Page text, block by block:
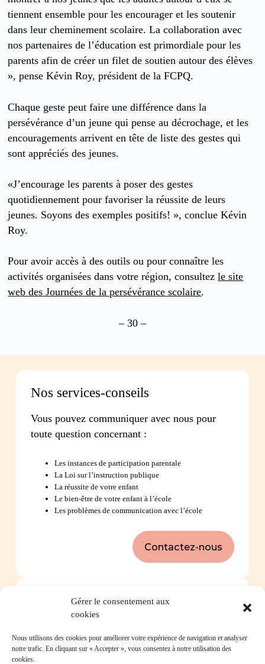
Gérer le consentement aux
cookies
Nous utilisons des cookies pour améliorer votre expérience de navigation et analyser
notre trafic. En cliquant sur « Accepter », vous consentez à notre utilisation des
cookies.
tiennent ensemble pour les encourager et les soutenir
dans leur cheminement scolaire. La collaboration avec
nos partenaires de l’éducation est primordiale pour les
parents afin de créer un filet de soutien autour des élèves
», pense Kévin Roy, président de la FCPQ.
Chaque geste peut faire une différence dans la
persévérance d’un jeune qui pense au décrochage, et les
encouragements arrivent en tête de liste des gestes qui
sont appréciés des jeunes.
«J’encourage les parents à poser des gestes
quotidiennement pour favoriser la réussite de leurs
jeunes. Soyons des exemples positifs! », conclue Kévin
Roy.
Pour avoir accès à des outils ou pour connaître les
activités organisées dans votre région, consultezle site
web des Journées de la persévérance scolaire.
– 30 –
Nos services-conseils
Vous pouvez communiquer avec nous pour
toute question concernant :
Les instances de participation parentale
La Loi sur l’instruction publique
La réussite de votre enfant
Le bien-être de votre enfant à l’école
Les problèmes de communication avec l’école
Contactez-nous
Foire aux questions
Comment favoriser la persévérance scolaire?